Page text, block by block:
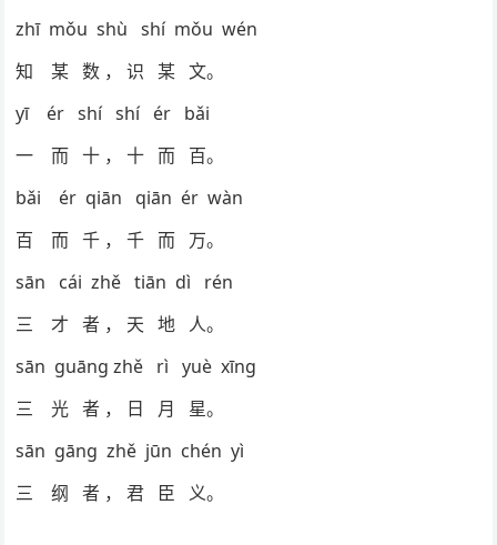
zhī mǒu shù shí mǒu wén
知 某 数 ， 识 某 文。
yī ér shí shí ér bǎi
一 而 十 ， 十 而 百。
bǎi ér qiān qiān ér wàn
百 而 千 ， 千 而 万。
sān cái zhě tiān dì rén
三 才 者 ， 天 地 人。
sān guāng zhě rì yuè xīng
三 光 者 ， 日 月 星。
sān gāng zhě jūn chén yì
三 纲 者 ， 君 臣 义。